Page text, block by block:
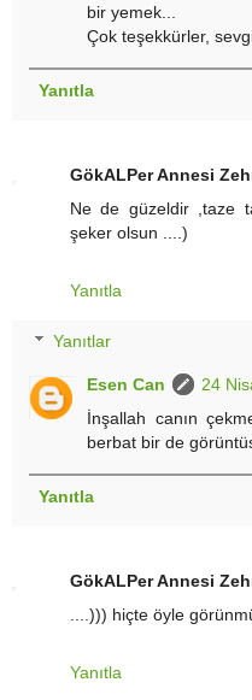
bir yemek...
Çok teşekkürler,
Yanıtla
GökALPer Annesi
Ne de güzeldir ,taze
şeker olsun ....)
Yanıtla
Yanıtlar
Esen Can
24
İnşallah canın
berbat bir de
Yanıtla
GökALPer Annesi
....))) hiçte öyle
Yanıtla